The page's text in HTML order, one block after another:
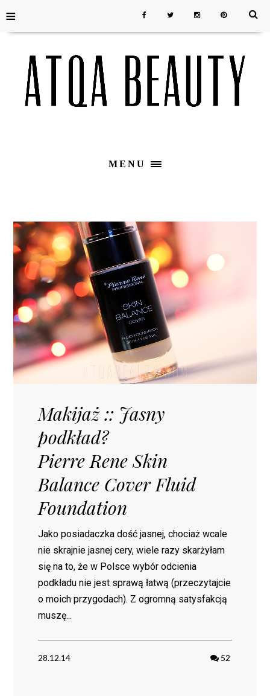
≡
MENU
Makijaż :: Jasny
podkład?
Pierre Rene Skin
Balance Cover Fluid
Foundation
Jako posiadaczka dość jasnej, chociaż wcale
nie skrajnie jasnej cery, wiele razy skarżyłam
się na to, że w Polsce wybór odcienia
podkładu nie jest sprawą łatwą (przeczytajcie
o moich przygodach). Z ogromną satysfakcją
muszę...
28.12.14 52